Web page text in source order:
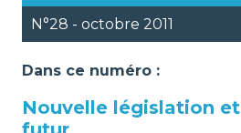
N°28 - octobre 2011
Dans ce numéro :
Nouvelle législation